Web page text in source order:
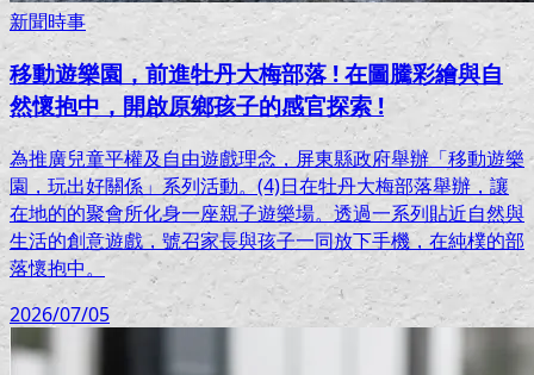
新聞時事
移動遊樂園，前進牡丹大梅部落 ! 在圖騰彩繪與自
然懷抱中，開啟原鄉孩子的感官探索 !
為推廣兒童平權及自由遊戲理念，屏東縣政府舉辦「移動遊樂
園，玩出好關係」系列活動。(4)日在牡丹大梅部落舉辦，讓
在地的的聚會所化身一座親子遊樂場。透過一系列貼近自然與
生活的創意遊戲，號召家長與孩子一同放下手機，在純樸的部
落懷抱中。
2026/07/05